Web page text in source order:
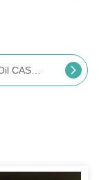
CAS No. 94333-93-4 20/30 Mesh Camellia Oleifera เมล็ดสกัดขี้ผง